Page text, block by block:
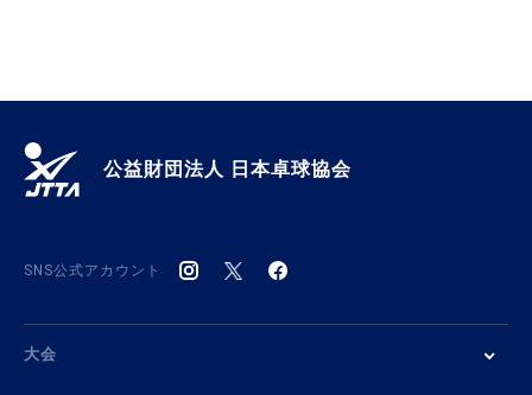
公益財団法人 日本卓球協会
SNS公式アカウント
大会